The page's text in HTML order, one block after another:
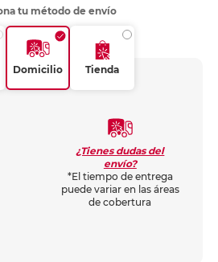
tu método de envío
Domicilio Tienda
¿Tienes dudas del
envío?
*El tiempo de entrega
puede variar en las áreas
de cobertura